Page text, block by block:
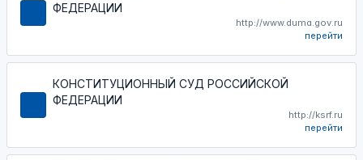
ФЕДЕРАЦИИ
http://www.duma.gov.ru
перейти
КОНСТИТУЦИОННЫЙ СУД РОССИЙСКОЙ
ФЕДЕРАЦИИ
http://ksrf.ru
перейти